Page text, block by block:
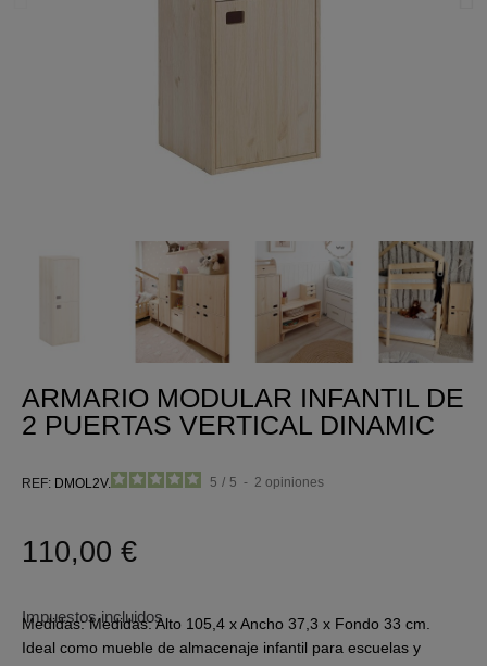
ARMARIO MODULAR INFANTIL DE
2 PUERTAS VERTICAL DINAMIC
REF DMOL2V.99 5 / 5 - 2 opiniones
110,00 €
Impuestos incluidos
Medidas: Medidas: Alto 105,4 x Ancho 37,3 x Fondo 33 cm.
Ideal como mueble de almacenaje infantil para escuelas y